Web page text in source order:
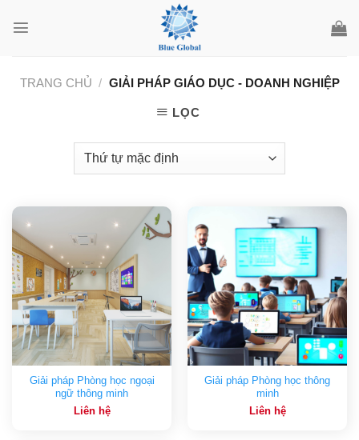
đến
TRANG CHỦ / GIẢI PHÁP GIÁO DỤC - DOANH NGHIỆP
LỌC
Giải pháp Phòng học ngoại
ngữ thông minh
Liên hệ
Giải pháp Phòng học thông
minh
Liên hệ